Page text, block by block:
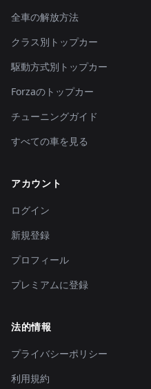
全車の解放方法
クラス別トップカー
駆動方式別トップカー
Forzaのトップカー
チューニングガイド
すべての車を見る
アカウント
ログイン
新規登録
プロフィール
プレミアムに登録
法的情報
プライバシーポリシー
利用規約